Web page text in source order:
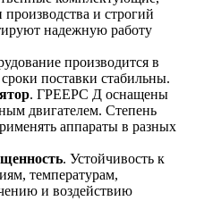
и строгий
надежную работу
производится в
поставки стабильны.
. ГРЕЕРС Д оснащены
двигателем. Степень
аппараты в разных
. Устойчивость к
температурам,
и воздействию